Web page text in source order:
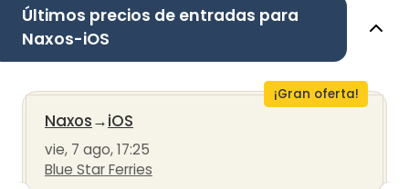
Últimos precios de entradas para
Naxos-iOS
¡Gran oferta!
Naxos→iOS
vie, 7 ago, 17:25
Blue Star Ferries